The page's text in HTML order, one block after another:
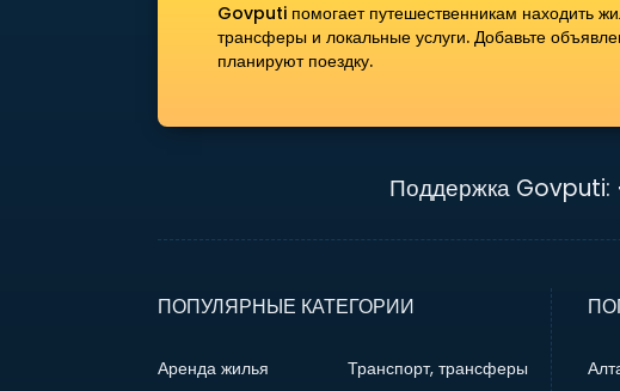
Govputi помогает путешественникам находить
трансферы и локальные услуги. Добавьте
планируют поездку.
Поддержка Govputi:
ПОПУЛЯРНЫЕ КАТЕГОРИИ
Аренда жилья
Транспорт, трансферы